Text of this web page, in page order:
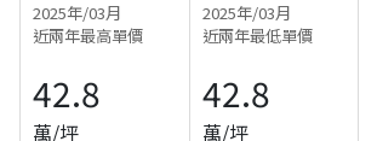
2025年/03月
近兩年最高單價
42.8
萬/坪
2025年/03月
近兩年最低單價
42.8
萬/坪